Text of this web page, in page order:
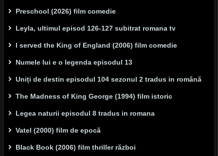
Preschool (2026) film comedie
Leyla, ultimul episod 126-127 subitrat romana tv
I served the King of England (2006) film comedie
Numele lui e o legenda episodul 13
Uniți de destin episodul 104 sezonul 2 tradus in română
The Madness of King George (1994) film istoric
Legea naturii episodul 8 tradus in romana
Vatel (2000) film de epocă
Black Book (2006) film thriller război